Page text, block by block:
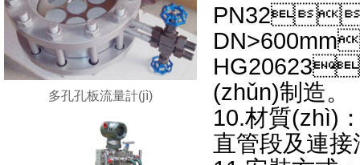
多孔孔板流量計(jì)
(zhǔn)制造。
10.材質(zhì)：主
直管段及連